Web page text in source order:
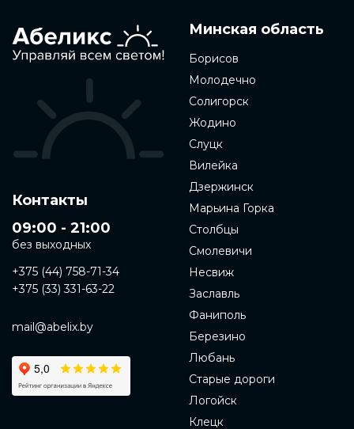
Контакты
09:00 - 21:00
без выходных
+375 (44) 758-71-34
+375 (33) 331-63-22
mail@abelix.by
Минская область
Борисов
Молодечно
Солигорск
Жодино
Слуцк
Вилейка
Дзержинск
Марьина Горка
Столбцы
Смолевичи
Несвиж
Заславль
Фаниполь
Березино
Любань
Старые дороги
Логойск
Клецк